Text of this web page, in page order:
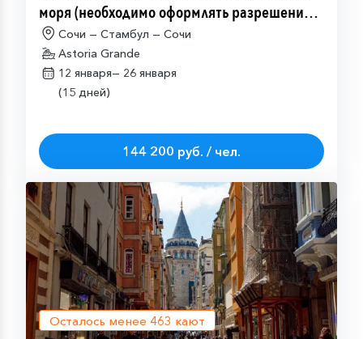
моря (необходимо оформлять разрешение
на посещение Израиля (ETA-IL)
Сочи — Стамбул — Сочи
Astoria Grande
12 января— 26 января
(15 дней)
144 200 руб. / чел.
Осталось менее 463 кают